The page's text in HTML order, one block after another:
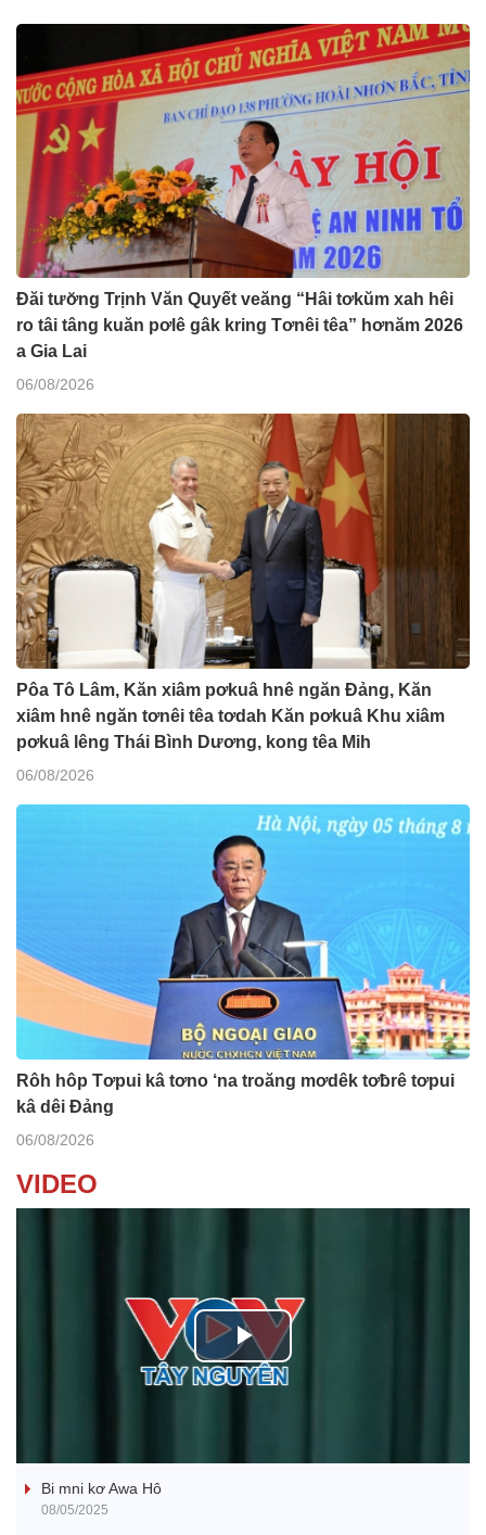
Đăi tươ̆ng Trịnh Văn Quyết veăng “Hâi tơkŭm xah hêi
ro tâi tâng kuăn pơlê gâk kring Tơnêi têa” hơnăm 2026
a Gia Lai
06/08/2026
Pôa Tô Lâm, Kăn xiâm pơkuâ hnê ngăn Đảng, Kăn
xiâm hnê ngăn tơnêi têa tơdah Kăn pơkuâ Khu xiâm
pơkuâ lêng Thái Bình Dương, kong têa Mih
06/08/2026
Rôh hôp Tơpui kâ tơno ‘na troăng mơdêk tơƀrê tơpui
kâ dêi Đảng
06/08/2026
VIDEO
P
a
Bi mni kơ Awa Hô
08/05/2025